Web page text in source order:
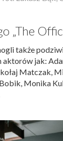
„The
także
aktorów jak:
Matczak,
Monika